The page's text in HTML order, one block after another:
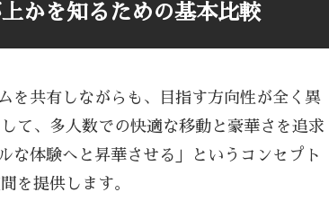
かを知るための基本比較
を共有しながらも、目指す方向性が全く異
て、多人数での快適な移動と豪華さを追求
な体験へと昇華させる」というコンセプト
を提供します。